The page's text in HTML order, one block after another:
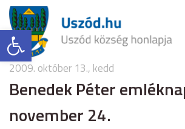
Eszköztár megnyitása
2009. október 13., kedd
Benedek Péter
november 24.